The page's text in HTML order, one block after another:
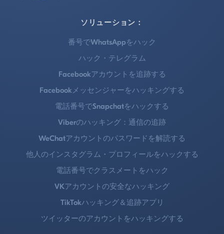
ソリューション：
番号でWhatsAppをハック
ハック・テレグラム
Facebookアカウントを追跡する
Facebookメッセンジャーをハッキングする
電話番号でSnapchatをハックする
Viberのハッキング：通信の追跡
WeChatアカウントのパスワードを解読する
他人のインスタグラム・プロフィールをハックする
電話番号でクラスメートをハック
VKアカウントの安全なハッキング
TikTokハッキング＆追跡アプリ
ツイッターのアカウントをハッキングする